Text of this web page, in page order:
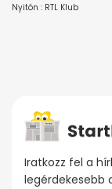
Nyitón : RTL Klub
Iratkozz fel a
legérdekesebb